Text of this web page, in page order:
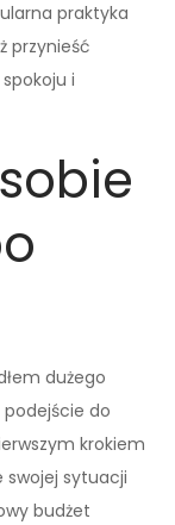
praktyka
przynieść
i
dużego
do
krokiem
swojej sytuacji
budżet